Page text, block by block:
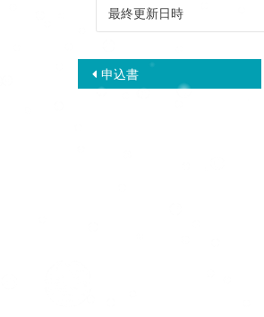
最終更新日時
投申込書